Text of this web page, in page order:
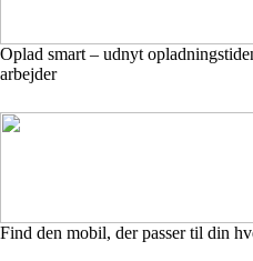
Oplad smart – udnyt
arbejder
Find den mobil, der passer til din